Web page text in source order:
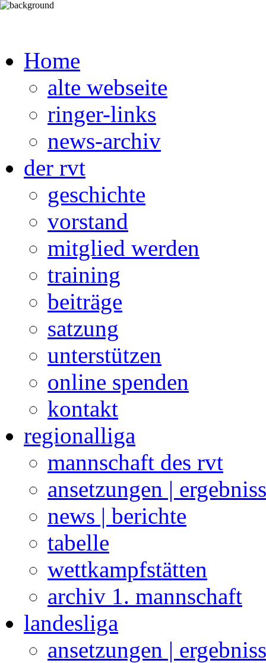
Home
alte webseite
ringer-links
news-archiv
der rvt
geschichte
vorstand
mitglied werden
training
beiträge
satzung
unterstützen
online spenden
kontakt
regionalliga
mannschaft des rvt
ansetzungen |
news | berichte
tabelle
wettkampfstätten
archiv 1. mannschaft
landesliga
ansetzungen |